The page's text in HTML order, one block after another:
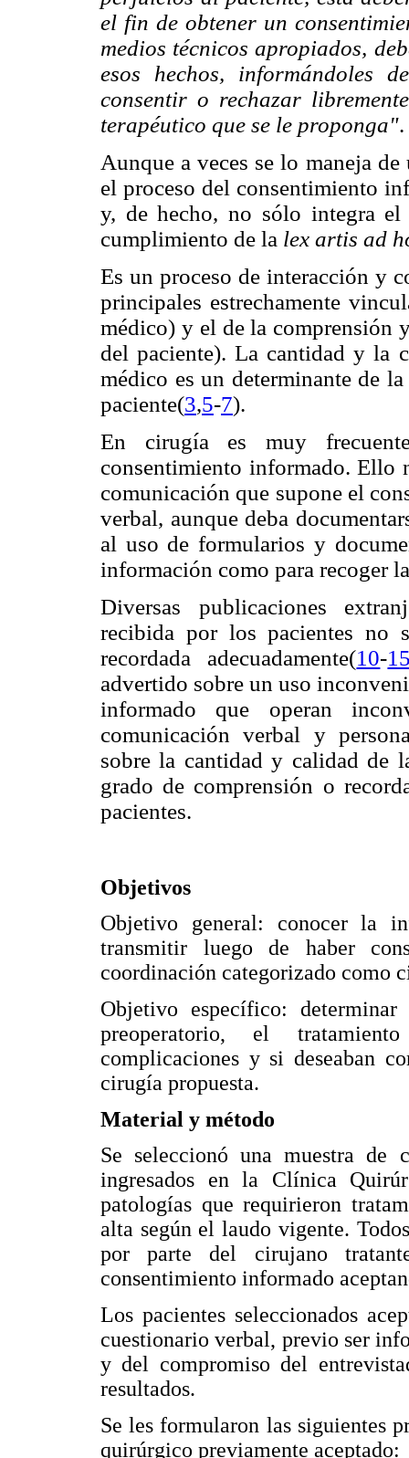
el fin de obtener un
medios técnicos apropiados,
esos hechos, informándoles
consentir o rechazar
terapéutico que se le proponga".
Aunque a veces se lo maneja
el proceso del consentimiento
y, de hecho, no sólo integra
cumplimiento de la lex artis ad
Es un proceso de interacción y
principales estrechamente
médico) y el de la comprensión
del paciente). La cantidad y la
médico es un determinante de
paciente(3,5-7).
En cirugía es muy
consentimiento informado. Ello
comunicación que supone el
verbal, aunque deba
al uso de formularios y
información como para recoger
Diversas publicaciones
recibida por los pacientes no
recordada adecuadamente(10-
advertido sobre un uso
informado que operan
comunicación verbal y
sobre la cantidad y calidad de
grado de comprensión o
pacientes.
Objetivos
Objetivo general: conocer la
transmitir luego de haber
coordinación categorizado como
Objetivo específico:
preoperatorio, el
complicaciones y si deseaban
cirugía propuesta.
Material y método
Se seleccionó una muestra de
ingresados en la Clínica
patologías que requirieron
alta según el laudo vigente.
por parte del cirujano
consentimiento informado
Los pacientes seleccionados
cuestionario verbal, previo ser
y del compromiso del
resultados.
Se les formularon las siguientes
quirúrgico previamente aceptado: